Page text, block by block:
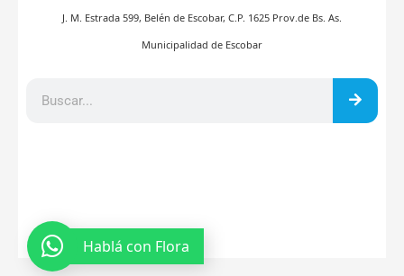
J. M. Estrada 599, Belén de Escobar, C.P. 1625 Prov.de Bs. As.
Municipalidad de Escobar
Hablá con Flora